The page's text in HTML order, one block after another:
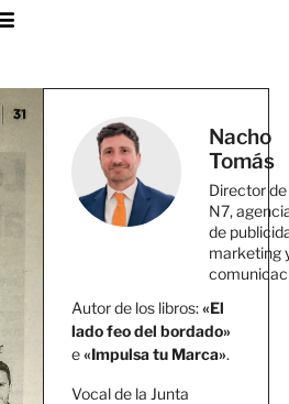
Nacho
Tomás
Director de
N7,
de
marketing
Autor de los libros:«El
lado feo del bordado»
e«Impulsa tu Marca».
Vocal de la Junta